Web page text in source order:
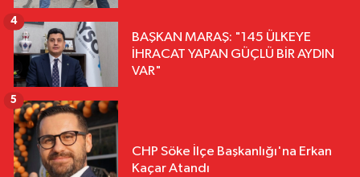
BAŞKAN MARAŞ: "145 ÜLKEYE
İHRACAT YAPAN GÜÇLÜ BİR AYDIN
VAR"
4
CHP Söke İlçe Başkanlığı'na Erkan
Kaçar Atandı
5